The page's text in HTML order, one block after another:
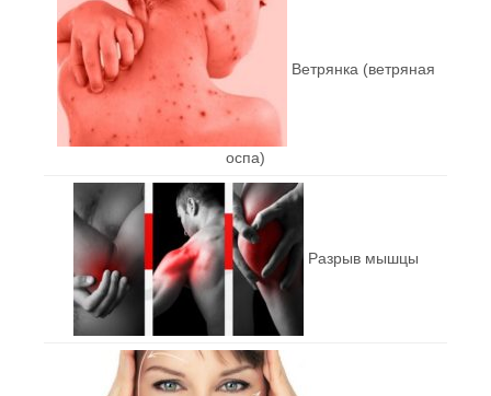
Ветрянка (ветряная
оспа)
Разрыв мышцы